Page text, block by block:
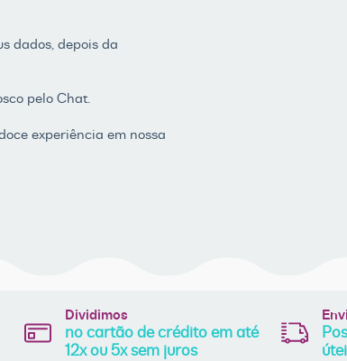
dados, depois da
pelo Chat.
experiência em nossa
Dividimos
no cartão de crédito em até
12x ou 5x sem juros